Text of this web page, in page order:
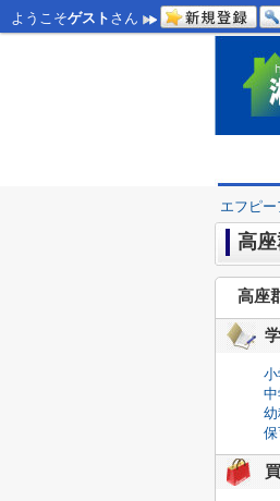
ようこそゲスト さん
エフピ
高
高座
小
中
幼
保